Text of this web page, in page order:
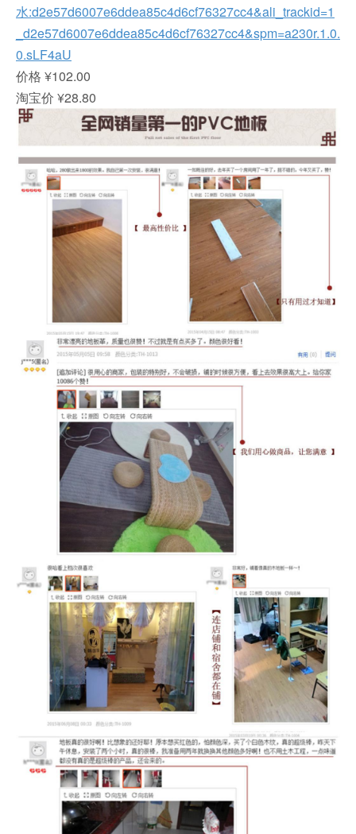
水:d2e57d6007e6ddea85c4d6cf76327cc4&ali_trackid=1
_d2e57d6007e6ddea85c4d6cf76327cc4&spm=a230r.1.0.
0.sLF4aU
价格 ¥102.00
淘宝价 ¥28.80